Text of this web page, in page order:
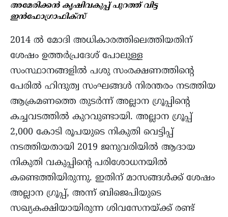
അമേരിക്കൻ കൃഷിവകുപ്പ് പുറത്ത് വിട്ട
ഇൻഫോഗ്രാഫിക്സ്
2014 ൽ മോദി അധികാരത്തിലെത്തിയതിന്
ശേഷം ഉത്തർപ്രദേശ് പോലുള്ള
സംസ്ഥാനങ്ങളിൽ പശു സംരക്ഷണത്തിന്റെ
പേരിൽ ഹിന്ദുത്വ സംഘങ്ങൾ നിരന്തരം നടത്തിയ
ആക്രമണത്തെ തുടർന്ന് അല്ലാന ഗ്രൂപ്പിന്റെ
കച്ചവടത്തിൽ കുറവുണ്ടായി. അല്ലാന ഗ്രൂപ്പ്
2,000 കോടി രൂപയുടെ നികുതി വെട്ടിപ്പ്
നടത്തിയതായി 2019 ജനുവരിയിൽ ആദായ
നികുതി വകുപ്പിന്റെ പരിശോധനയിൽ
കണ്ടെത്തിയിരുന്നു. ഇതിന് മാസങ്ങൾക്ക് ശേഷം
അല്ലാന ഗ്രൂപ്പ്, അന്ന് ബിജെപിയുടെ
സഖ്യകക്ഷിയായിരുന്ന ശിവസേനയ്ക്ക് രണ്ട്